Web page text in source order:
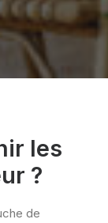
les
?
de